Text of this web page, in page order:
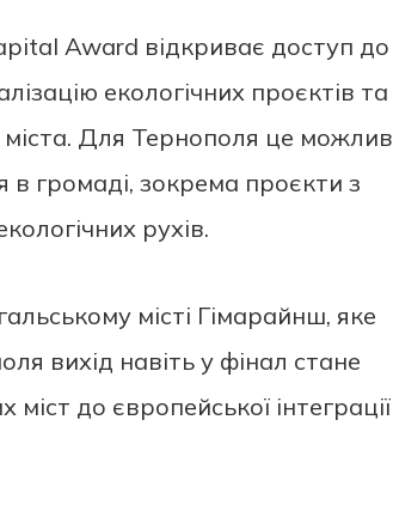
Award відкриває доступ до
екологічних проєктів та
Для Тернополя це
в громаді, зокрема проєкти з
рухів.
місті Гімарайнш, яке
вихід навіть у фінал стане
до європейської